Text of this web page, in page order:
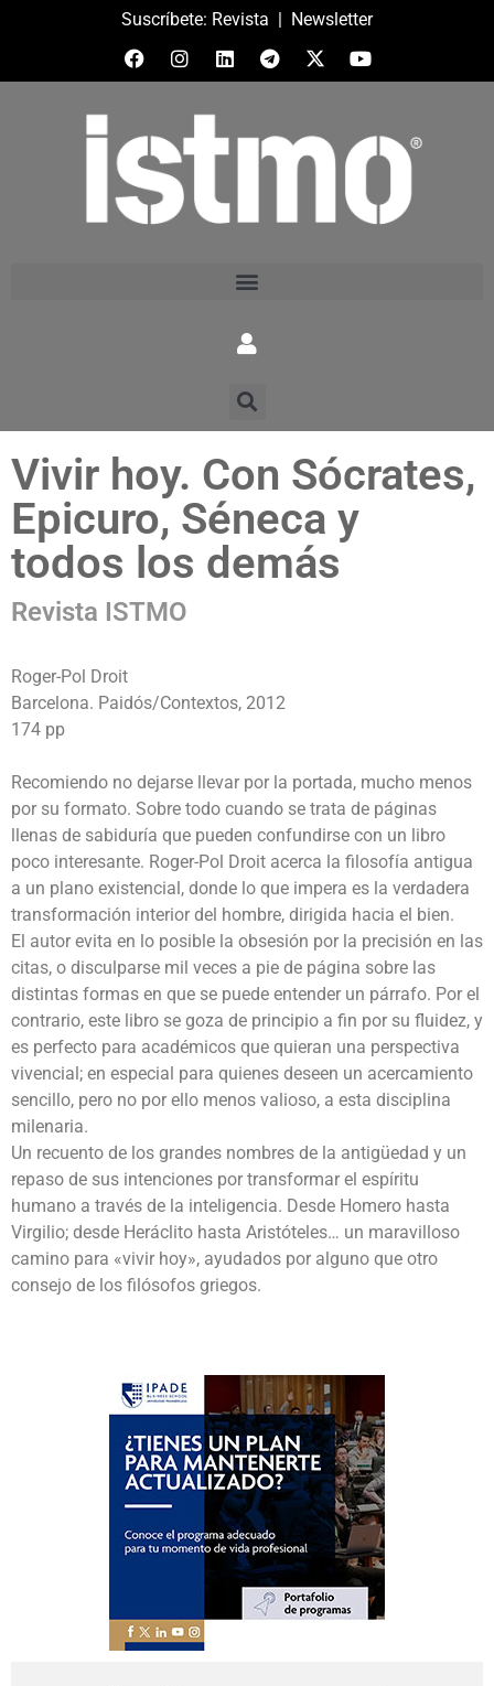
Suscríbete: Revista | Newsletter
Vivir hoy. Con Sócrates,
Epicuro, Séneca y
todos los demás
Revista ISTMO
Roger-Pol Droit
Barcelona. Paidós/Contextos, 2012
174 pp
Recomiendo no dejarse llevar por la portada, mucho menos
por su formato. Sobre todo cuando se trata de páginas
llenas de sabiduría que pueden confundirse con un libro
poco interesante. Roger-Pol Droit acerca la filosofía antigua
a un plano existencial, donde lo que impera es la verdadera
transformación interior del hombre, dirigida hacia el bien.
El autor evita en lo posible la obsesión por la precisión en las
citas, o disculparse mil veces a pie de página sobre las
distintas formas en que se puede entender un párrafo. Por el
contrario, este libro se goza de principio a fin por su fluidez, y
es perfecto para académicos que quieran una perspectiva
vivencial; en especial para quienes deseen un acercamiento
sencillo, pero no por ello menos valioso, a esta disciplina
milenaria.
Un recuento de los grandes nombres de la antigüedad y un
repaso de sus intenciones por transformar el espíritu
humano a través de la inteligencia. Desde Homero hasta
Virgilio; desde Heráclito hasta Aristóteles… un maravilloso
camino para «vivir hoy», ayudados por alguno que otro
consejo de los filósofos griegos.